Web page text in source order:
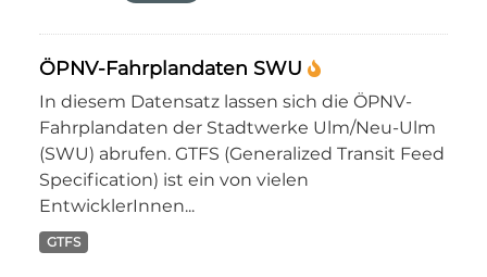
ÖPNV-Fahrplandaten SWU
In diesem Datensatz lassen sich die ÖPNV-
Fahrplandaten der Stadtwerke Ulm/Neu-Ulm
(SWU) abrufen. GTFS (Generalized Transit Feed
Specification) ist ein von vielen
EntwicklerInnen...
GTFS